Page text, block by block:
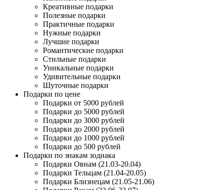
Креативные подарки
Полезные подарки
Практичные подарки
Нужные подарки
Лучшие подарки
Романтические подарки
Стильные подарки
Уникальные подарки
Удивительные подарки
Шуточные подарки
Подарки по цене
Подарки от 5000 рублей
Подарки до 5000 рублей
Подарки до 3000 рублей
Подарки до 2000 рублей
Подарки до 1000 рублей
Подарки до 500 рублей
Подарки по знакам зодиака
Подарки Овнам (21.03-20.04)
Подарки Тельцам (21.04-20.05)
Подарки Близнецам (21.05-21.06)